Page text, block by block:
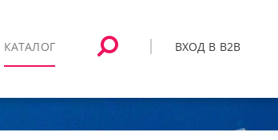
ВХОД В B2B
КАТАЛОГ